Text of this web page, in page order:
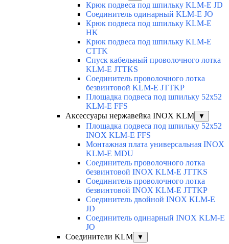
Крюк подвеса под шпильку KLM-E JD
Соединитель одинарный KLM-E JO
Крюк подвеса под шпильку KLM-E
HK
Крюк подвеса под шпильку KLM-E
CTTK
Спуск кабельный проволочного лотка
KLM-E JTTKS
Соединитель проволочного лотка
безвинтовой KLM-E JTTKP
Площадка подвеса под шпильку 52x52
KLM-E FFS
Аксессуары нержавейка INOX KLM
▼
Площадка подвеса под шпильку 52x52
INOX KLM-E FFS
Монтажная плата универсальная INOX
KLM-E MDU
Соединитель проволочного лотка
безвинтовой INOX KLM-E JTTKS
Соединитель проволочного лотка
безвинтовой INOX KLM-E JTTKP
Соединитель двойной INOX KLM-E
JD
Соединитель одинарный INOX KLM-E
JO
Соединители KLM
▼